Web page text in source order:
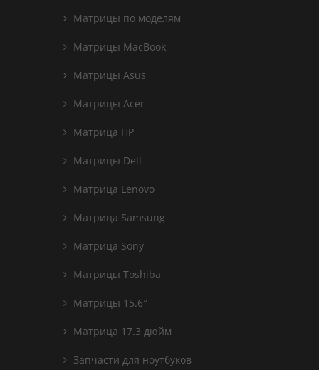
Матрицы по моделям
Матрицы MacBook
Матрицы Asus
Матрицы Acer
Матрица HP
Матрицы Dell
Матрица Lenovo
Матрица Samsung
Матрица Sony
Матрицы Toshiba
Матрицы 15.6″
Матрица 17.3 дюйм
Запчасти для ноутбуков